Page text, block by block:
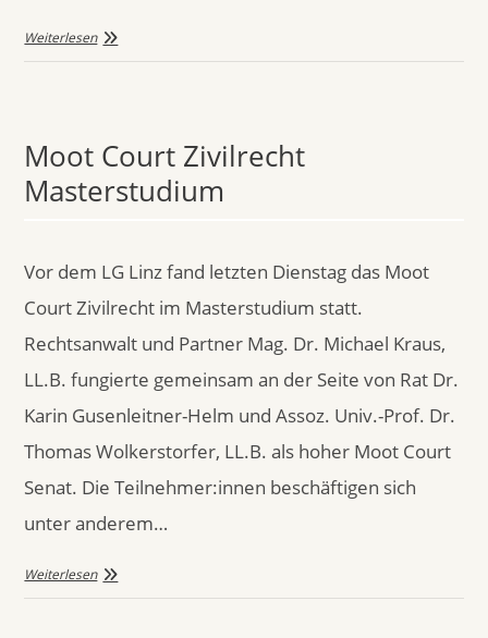
Weiterlesen
Moot Court Zivilrecht
Masterstudium
Vor dem LG Linz fand letzten Dienstag das Moot
Court Zivilrecht im Masterstudium statt.
Rechtsanwalt und Partner Mag. Dr. Michael Kraus,
LL.B. fungierte gemeinsam an der Seite von Rat Dr.
Karin Gusenleitner-Helm und Assoz. Univ.-Prof. Dr.
Thomas Wolkerstorfer, LL.B. als hoher Moot Court
Senat. Die Teilnehmer:innen beschäftigen sich
unter anderem…
Weiterlesen